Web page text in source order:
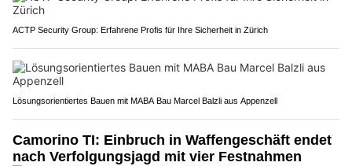
ACTP Security Group: Erfahrene Profis für Ihre Sicherheit in Zürich
Lösungsorientiertes Bauen mit MABA Bau Marcel Balzli aus Appenzell
Camorino TI: Einbruch in Waffengeschäft endet
nach Verfolgungsjagd mit vier Festnahmen